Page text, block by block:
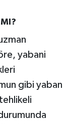
MI?
yabani
gibi yaban